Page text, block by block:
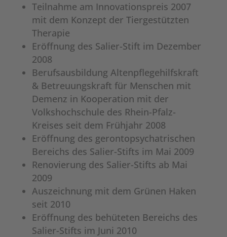
Teilnahme am Innovationspreis 2007
mit dem Konzept der Tiergestützten
Therapie
Eröffnung des Salier-Stift im Dezember
2008
Berufsausbildung Altenpflegehilfskraft
& Betreuungskraft für Menschen mit
Demenz in Kooperation mit der
Volkshochschule des Rhein-Pfalz-
Kreises seit dem Frühjahr 2008
Eröffnung des gerontopsychatrischen
Bereichs des Salier-Stifts im Mai 2009
Renovierung des Salier-Stifts ab Mai
2009
Auszeichnung mit dem Grünen Haken
seit 2010
Eröffnung des behüteten Bereichs des
Salier-Stifts im Juni 2010